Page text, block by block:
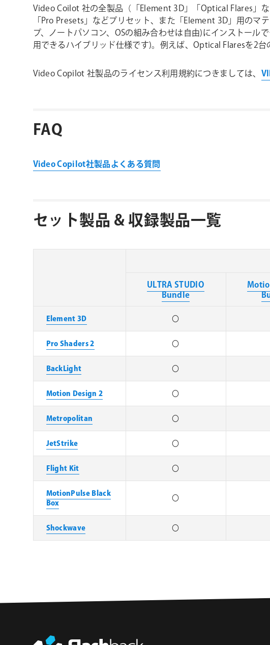
Video Coilot 社の全製品（「Element 3D」「Optical Flares」
「Pro Presets」などプリセット、また「Element 3D」用の
プ、ノートパソコン、OSの組み合わせは自由)にインストー
用できるハイブリッド仕様です)。例えば、Optical Flaresを2
Video Copilot 社製品のライセンス利用規約につきましては、
FAQ
Video Copilot社製品よくある質問
セット製品 & 収録製品一覧
ULTRA STUDIO
Bundle
Element 3D 〇
Pro Shaders 2 〇
BackLight 〇
Motion Design 2 〇
Metropolitan 〇
JetStrike 〇
Flight Kit 〇
MotionPulse Black
Box
〇
Shockwave 〇